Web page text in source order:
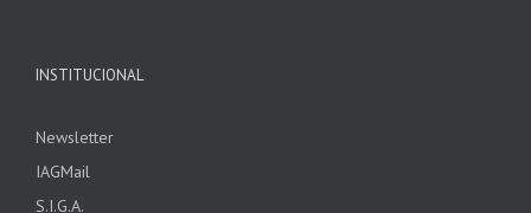
INSTITUCIONAL
Newsletter
IAGMail
S.I.G.A.